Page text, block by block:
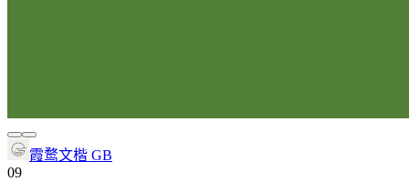
霞鹜文楷 GB
09